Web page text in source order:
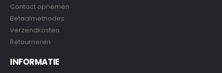
Contact opnemen
Betaalmethodes
Verzendkosten
Retourneren
INFORMATIE